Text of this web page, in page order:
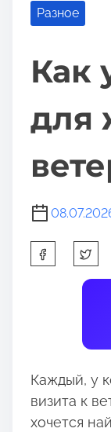
Разное
Как
для
h
i
s
Каждый, у
визита к
хочется